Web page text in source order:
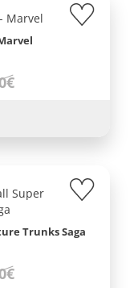
Trunks Saga